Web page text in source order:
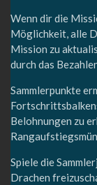
Wenn dir die
Möglichkeit, alle
Mission zu
durch das
Sammlerpunkte
Belohnungen zu
Spiele die
Drachen